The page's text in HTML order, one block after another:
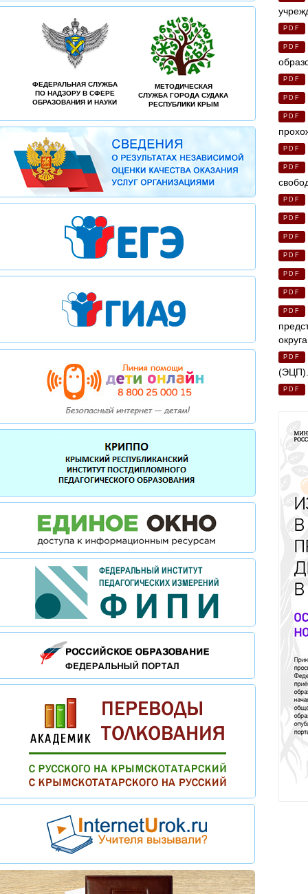
ФЕДЕРАЛЬНАЯ СЛУЖБА
ПО НАДЗОРУ В СФЕРЕ
ОБРАЗОВАНИЯ И НАУКИ
МЕТОДИЧЕСКАЯ
СЛУЖБА ГОРОДА СУДАКА
РЕСПУБЛИКИ КРЫМ
PDF
PDF
PDF
PDF
PDF
PDF
PDF
PDF
PDF
PDF
PDF
PDF
PDF
PDF
PDF
(ЭЦП).
PDF